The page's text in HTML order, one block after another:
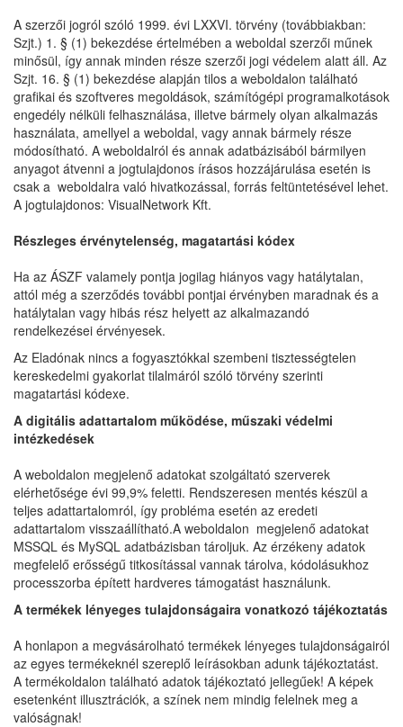
A szerzői jogról szóló 1999. évi LXXVI. törvény (továbbiakban:
Szjt.) 1. § (1) bekezdése értelmében a weboldal szerzői műnek
minősül, így annak minden része szerzői jogi védelem alatt áll. Az
Szjt. 16. § (1) bekezdése alapján tilos a weboldalon található
grafikai és szoftveres megoldások, számítógépi programalkotások
engedély nélküli felhasználása, illetve bármely olyan alkalmazás
használata, amellyel a weboldal, vagy annak bármely része
módosítható. A weboldalról és annak adatbázisából bármilyen
anyagot átvenni a jogtulajdonos írásos hozzájárulása esetén is
csak a weboldalra való hivatkozással, forrás feltüntetésével lehet.
A jogtulajdonos: VisualNetwork Kft.
Részleges érvénytelenség, magatartási kódex
Ha az ÁSZF valamely pontja jogilag hiányos vagy hatálytalan,
attól még a szerződés további pontjai érvényben maradnak és a
hatálytalan vagy hibás rész helyett az alkalmazandó
rendelkezései érvényesek.
Az Eladónak nincs a fogyasztókkal szembeni tisztességtelen
kereskedelmi gyakorlat tilalmáról szóló törvény szerinti
magatartási kódexe.
A digitális adattartalom működése, műszaki védelmi
intézkedések
A weboldalon megjelenő adatokat szolgáltató szerverek
elérhetősége évi 99,9% feletti. Rendszeresen mentés készül a
teljes adattartalomról, így probléma esetén az eredeti
adattartalom visszaállítható.A weboldalon megjelenő adatokat
MSSQL és MySQL adatbázisban tároljuk. Az érzékeny adatok
megfelelő erősségű titkosítással vannak tárolva, kódolásukhoz
processzorba épített hardveres támogatást használunk.
A termékek lényeges tulajdonságaira vonatkozó tájékoztatás
A honlapon a megvásárolható termékek lényeges tulajdonságairól
az egyes termékeknél szereplő leírásokban adunk tájékoztatást.
A termékoldalon található adatok tájékoztató jellegűek! A képek
esetenként illusztrációk, a színek nem mindig felelnek meg a
valóságnak!